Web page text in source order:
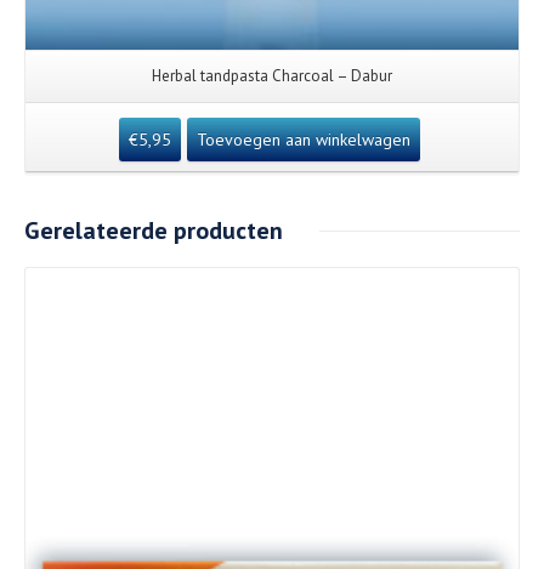
Herbal tandpasta Charcoal – Dabur
€5,95 Toevoegen aan winkelwagen
Gerelateerde producten